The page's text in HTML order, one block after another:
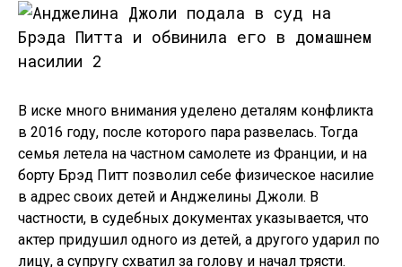
В иске много внимания уделено деталям конфликта
в 2016 году, после которого пара развелась. Тогда
семья летела на частном самолете из Франции, и на
борту Брэд Питт позволил себе физическое насилие
в адрес своих детей и Анджелины Джоли. В
частности, в судебных документах указывается, что
актер придушил одного из детей, а другого ударил по
лицу, а супругу схватил за голову и начал трясти.